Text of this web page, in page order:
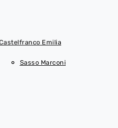
Emilia
Sasso Marconi